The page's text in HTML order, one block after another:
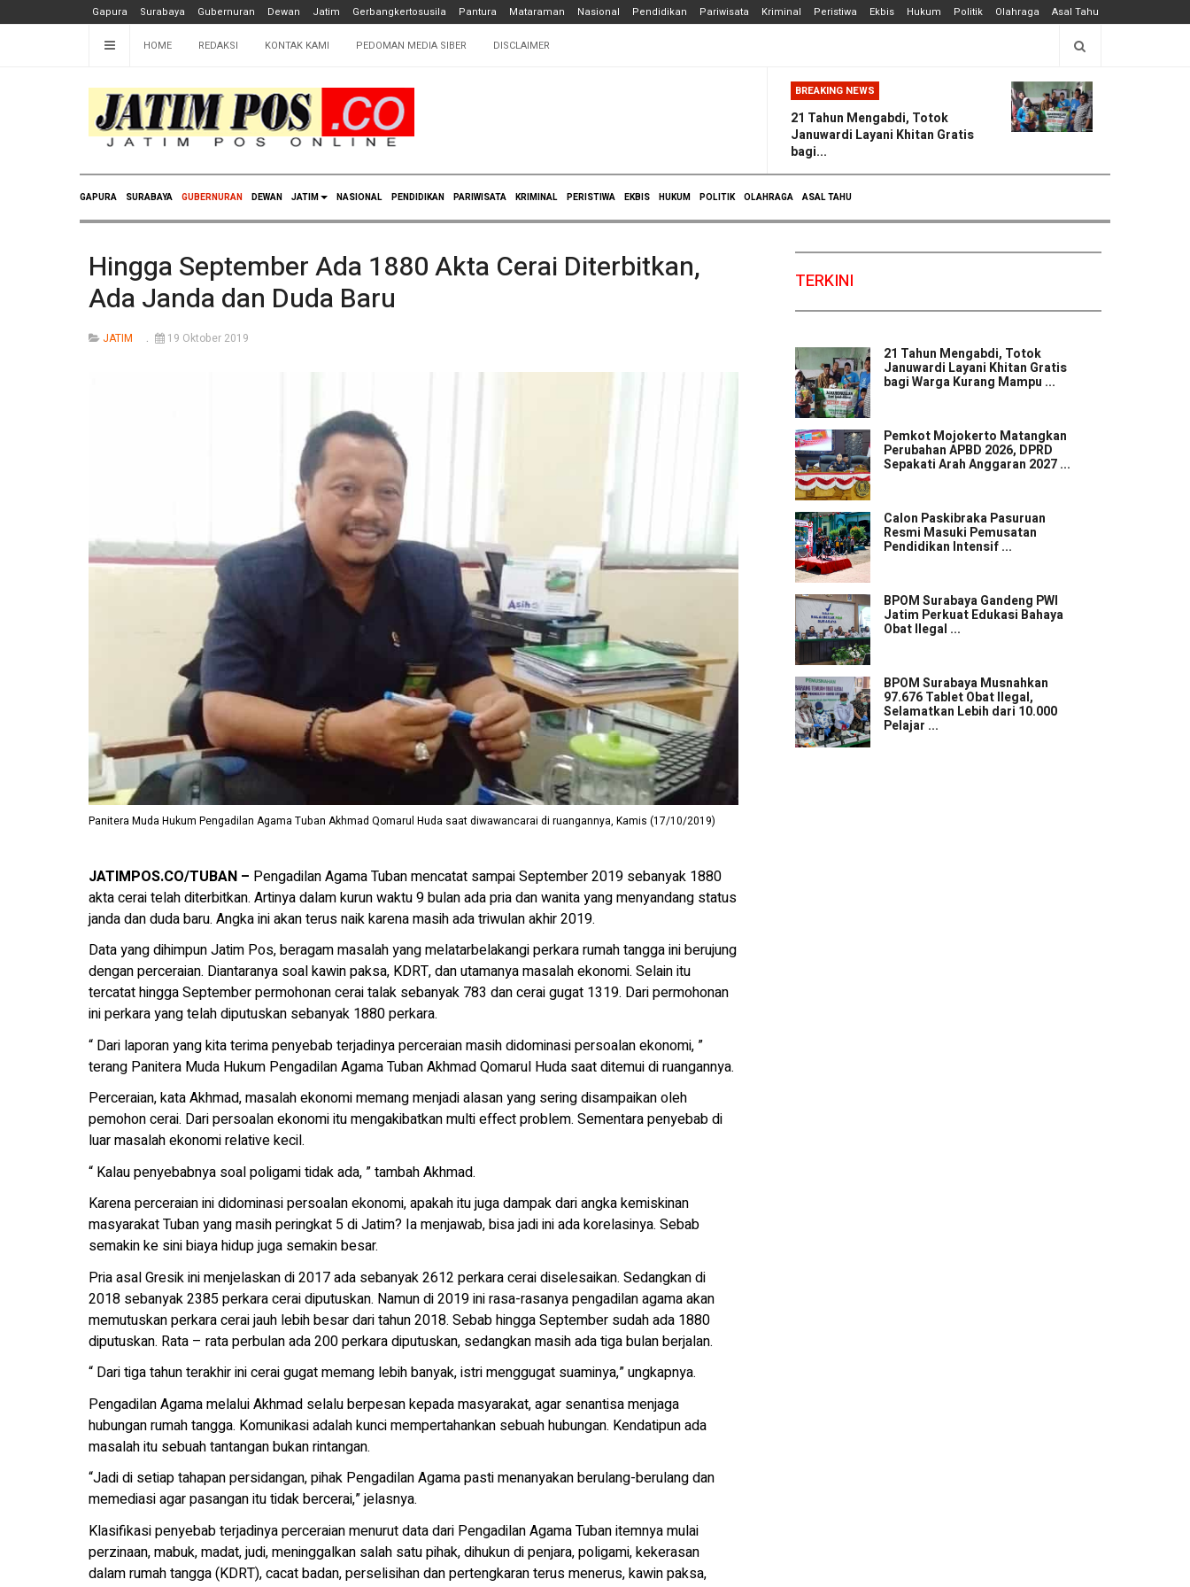
Gapura Surabaya Gubernuran Dewan Jatim Gerbangkertosusila Pantura Mataraman Nasional Pendidikan Pariwisata Kriminal Peristiwa Ekbis Hukum Politik Olahraga Asal Tahu
HOME REDAKSI KONTAK KAMI PEDOMAN MEDIA SIBER DISCLAIMER
BREAKING NEWS
21 Tahun Mengabdi, Totok
Januwardi Layani Khitan Gratis
bagi...
GAPURA SURABAYA GUBERNURAN DEWAN JATIM NASIONAL PENDIDIKAN PARIWISATA KRIMINAL PERISTIWA EKBIS HUKUM POLITIK OLAHRAGA ASAL TAHU
Hingga September Ada 1880 Akta Cerai Diterbitkan,
Ada Janda dan Duda Baru
JATIM 19 Oktober 2019
Panitera Muda Hukum Pengadilan Agama Tuban Akhmad Qomarul Huda saat diwawancarai di ruangannya, Kamis (17/10/2019)
JATIMPOS.CO/TUBAN – Pengadilan Agama Tuban mencatat sampai September 2019 sebanyak 1880
akta cerai telah diterbitkan. Artinya dalam kurun waktu 9 bulan ada pria dan wanita yang menyandang status
janda dan duda baru. Angka ini akan terus naik karena masih ada triwulan akhir 2019.
Data yang dihimpun Jatim Pos, beragam masalah yang melatarbelakangi perkara rumah tangga ini berujung
dengan perceraian. Diantaranya soal kawin paksa, KDRT, dan utamanya masalah ekonomi. Selain itu
tercatat hingga September permohonan cerai talak sebanyak 783 dan cerai gugat 1319. Dari permohonan
ini perkara yang telah diputuskan sebanyak 1880 perkara.
“ Dari laporan yang kita terima penyebab terjadinya perceraian masih didominasi persoalan ekonomi, ”
terang Panitera Muda Hukum Pengadilan Agama Tuban Akhmad Qomarul Huda saat ditemui di ruangannya.
Perceraian, kata Akhmad, masalah ekonomi memang menjadi alasan yang sering disampaikan oleh
pemohon cerai. Dari persoalan ekonomi itu mengakibatkan multi effect problem. Sementara penyebab di
luar masalah ekonomi relative kecil.
“ Kalau penyebabnya soal poligami tidak ada, ” tambah Akhmad.
Karena perceraian ini didominasi persoalan ekonomi, apakah itu juga dampak dari angka kemiskinan
masyarakat Tuban yang masih peringkat 5 di Jatim? Ia menjawab, bisa jadi ini ada korelasinya. Sebab
semakin ke sini biaya hidup juga semakin besar.
Pria asal Gresik ini menjelaskan di 2017 ada sebanyak 2612 perkara cerai diselesaikan. Sedangkan di
2018 sebanyak 2385 perkara cerai diputuskan. Namun di 2019 ini rasa-rasanya pengadilan agama akan
memutuskan perkara cerai jauh lebih besar dari tahun 2018. Sebab hingga September sudah ada 1880
diputuskan. Rata – rata perbulan ada 200 perkara diputuskan, sedangkan masih ada tiga bulan berjalan.
“ Dari tiga tahun terakhir ini cerai gugat memang lebih banyak, istri menggugat suaminya,” ungkapnya.
Pengadilan Agama melalui Akhmad selalu berpesan kepada masyarakat, agar senantisa menjaga
hubungan rumah tangga. Komunikasi adalah kunci mempertahankan sebuah hubungan. Kendatipun ada
masalah itu sebuah tantangan bukan rintangan.
“Jadi di setiap tahapan persidangan, pihak Pengadilan Agama pasti menanyakan berulang-berulang dan
memediasi agar pasangan itu tidak bercerai,” jelasnya.
Klasifikasi penyebab terjadinya perceraian menurut data dari Pengadilan Agama Tuban itemnya mulai
perzinaan, mabuk, madat, judi, meninggalkan salah satu pihak, dihukun di penjara, poligami, kekerasan
dalam rumah tangga (KDRT), cacat badan, perselisihan dan pertengkaran terus menerus, kawin paksa,
TERKINI
21 Tahun Mengabdi, Totok
Januwardi Layani Khitan Gratis
bagi Warga Kurang Mampu ...
Pemkot Mojokerto Matangkan
Perubahan APBD 2026, DPRD
Sepakati Arah Anggaran 2027 ...
Calon Paskibraka Pasuruan
Resmi Masuki Pemusatan
Pendidikan Intensif ...
BPOM Surabaya Gandeng PWI
Jatim Perkuat Edukasi Bahaya
Obat Ilegal ...
BPOM Surabaya Musnahkan
97.676 Tablet Obat Ilegal,
Selamatkan Lebih dari 10.000
Pelajar ...